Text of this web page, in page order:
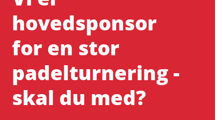
hovedsponsor
for en stor
padelturnering -
skal du med?